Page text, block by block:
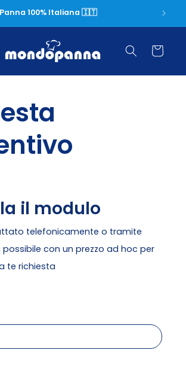
Panna 100% Italiana 🇮🇹
Carrello
il modulo
telefonicamente o tramite
con un prezzo ad hoc per
te richiesta